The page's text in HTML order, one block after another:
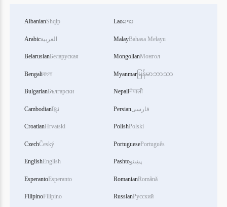
AlbanianShqip
Arabicالعربية
BelarusianБеларуская
Bengaliবাংলা
BulgarianБългарски
Cambodianខ្មែរ
CroatianHrvatski
CzechČeský
EnglishEnglish
EsperantoEsperanto
FilipinoFilipino
Laoລາວ
MalayBahasa Melayu
MongolianМонгол
Myanmar မြန်မာဘာသာ
Nepaliनेपाली
Persianفارسی
PolishPolski
PortuguesePortuguês
Pashtoپښتو
RomanianRomână
RussianРусский